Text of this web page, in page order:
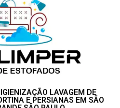
LAVAGEM DE
E PERSIANAS EM SÃO